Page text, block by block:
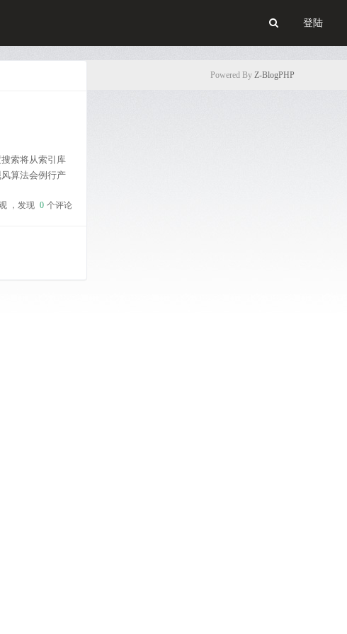
登陆
索将从索引库
算法会例行产
，发现 0 个评论
Powered By Z-BlogPHP